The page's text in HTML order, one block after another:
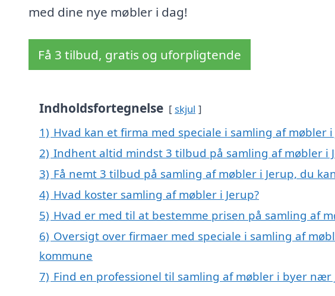
med dine nye møbler i dag!
Få 3 tilbud, gratis og uforpligtende
Indholdsfortegnelse skjul
1) Hvad kan et firma med speciale i samling af møbler
2) Indhent altid mindst 3 tilbud på samling af møbler i
3) Få nemt 3 tilbud på samling af møbler i Jerup, du
4) Hvad koster samling af møbler i Jerup?
5) Hvad er med til at bestemme prisen på samling af
6) Oversigt over firmaer med speciale i samling af
kommune
7) Find en professionel til samling af møbler i byer nær